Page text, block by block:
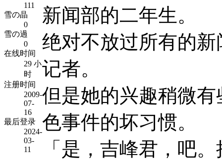
111
雪の晶
0
雪の過
0
在线时间
29 小
时
注册时间
2009-
07-
16
最后登录
2024-
03-
11
新闻部的二年生。
绝对不放过所有的
记者。
但是她的兴趣稍微
色事件的坏习惯。
「是，吉峰君，吧